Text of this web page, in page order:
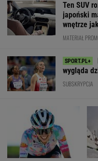
Ten SUV
japoński
wnętrze
MATERIAŁ
wygląda
SUBSKRYPCJA